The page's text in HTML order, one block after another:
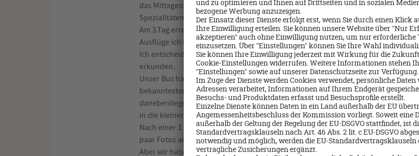
das Mittagessen am Pool Grill wo es täglich ein „Themen“ Buffet gibt bis zum
Spezialitätenrestaurants natürlich auch hier alles inklusive.
Am 3.Tag erreichen wir CADIZ in Andalusien und hier habe ich die Wahl der Qual
Ausflüge ich teilnehmen möchte, denn auch die Landausflüge sind bei Seven
Ich entscheide mich für einen Bustransfer nach Sevilla und habe dort 5 Stunden
erkunden.
Unser Bus hält nur wenige Gehminuten von der berühmten und durchaus sehr
bekanntesten Sehenswürdigkeiten Sevilla`s derKathedralemit Glockenturm.
danebenliegenden KönigspalastAlcazar, schlender dann über denPlaza der
in die kleinen Gassen mit schönen Cafes und Geschäften bevor ich schon wieder
Nach einer 1 ½ stündigen Busfahrt erreiche ich wieder unser schwimmendes zu
paar Fotos an der Pier und dann heißt es auch schon Leinen los zu unserem
Aber wir haben bis dahin noch einen weiteren sonnigen Seetag und ich kann